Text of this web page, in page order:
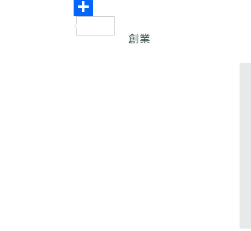
Email
創業